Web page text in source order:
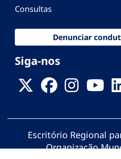
Consultas
Denunciar
Siga-nos
Escritório Regional
Organização